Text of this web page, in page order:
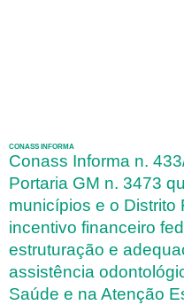
CONASS INFORMA
Conass Informa n.
Portaria GM n. 3473
municípios e o Distrito
incentivo financeiro
estruturação e
assistência
Saúde e na Atenção